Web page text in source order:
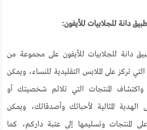
دانة للجلابيات للأيفون:
دانة للجلابيات للأيفون على مجموعة من
تركز على الملابس التقليدية للنساء، ويمكن
المنتجات التي تلائم شخصيتك أو
الهدية المثالية لأحبائك وأصدقائك، ويمكن
المنتجات وتسليمها إلى عتبة داركم، كما